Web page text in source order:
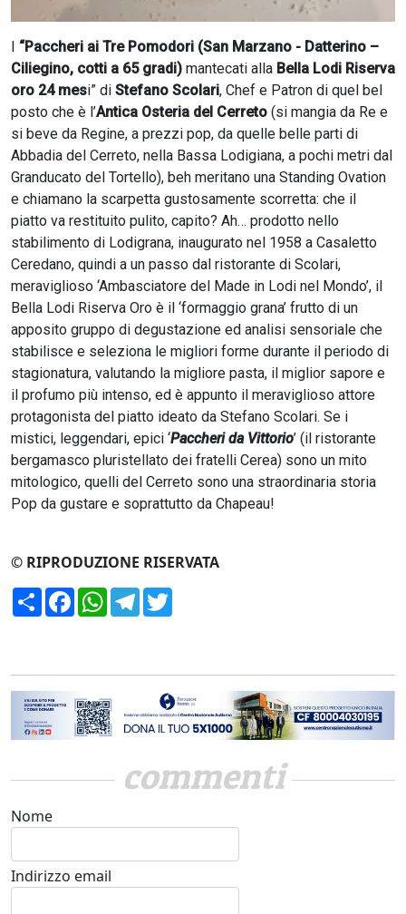
“Paccheri ai Tre Pomodori (San Marzano - Datterino –
Ciliegino, cotti a 65 gradi) mantecati alla Bella Lodi Riserva
oro 24 mesi” di Stefano Scolari, Chef e Patron di quel bel
posto che è l’Antica Osteria del Cerreto (si mangia da Re e
si beve da Regine, a prezzi pop, da quelle belle parti di
Abbadia del Cerreto, nella Bassa Lodigiana, a pochi metri dal
Granducato del Tortello), beh meritano una Standing Ovation
e chiamano la scarpetta gustosamente scorretta: che il
piatto va restituito pulito, capito? Ah… prodotto nello
stabilimento di Lodigrana, inaugurato nel 1958 a Casaletto
Ceredano, quindi a un passo dal ristorante di Scolari,
meraviglioso ‘Ambasciatore del Made in Lodi nel Mondo’, il
Bella Lodi Riserva Oro è il ‘formaggio grana’ frutto di un
apposito gruppo di degustazione ed analisi sensoriale che
stabilisce e seleziona le migliori forme durante il periodo di
stagionatura, valutando la migliore pasta, il miglior sapore e
il profumo più intenso, ed è appunto il meraviglioso attore
protagonista del piatto ideato da Stefano Scolari. Se i
mistici, leggendari, epici ‘Paccheri da Vittorio’ (il ristorante
bergamasco pluristellato dei fratelli Cerea) sono un mito
mitologico, quelli del Cerreto sono una straordinaria storia
Pop da gustare e soprattutto da Chapeau!
© RIPRODUZIONE RISERVATA
CondividiFacebookWhatsApp
Telegram
commenti
Nome
Indirizzo email